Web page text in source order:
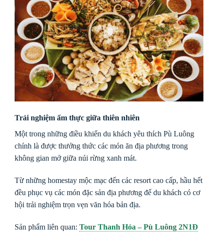
Trải nghiệm ẩm thực giữa thiên nhiên
Một trong những điều khiến du khách yêu thích Pù Luông
chính là được thưởng thức các món ăn địa phương trong
không gian mở giữa núi rừng xanh mát.
Từ những homestay mộc mạc đến các resort cao cấp, hầu hết
đều phục vụ các món đặc sản địa phương để du khách có cơ
hội trải nghiệm trọn vẹn văn hóa bản địa.
Sản phẩm liên quan: Tour Thanh Hóa – Pù Luông 2N1Đ